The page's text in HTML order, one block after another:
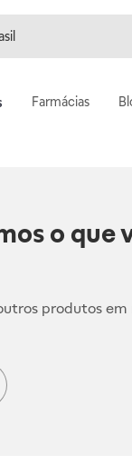
Farmácias
o que
produtos em